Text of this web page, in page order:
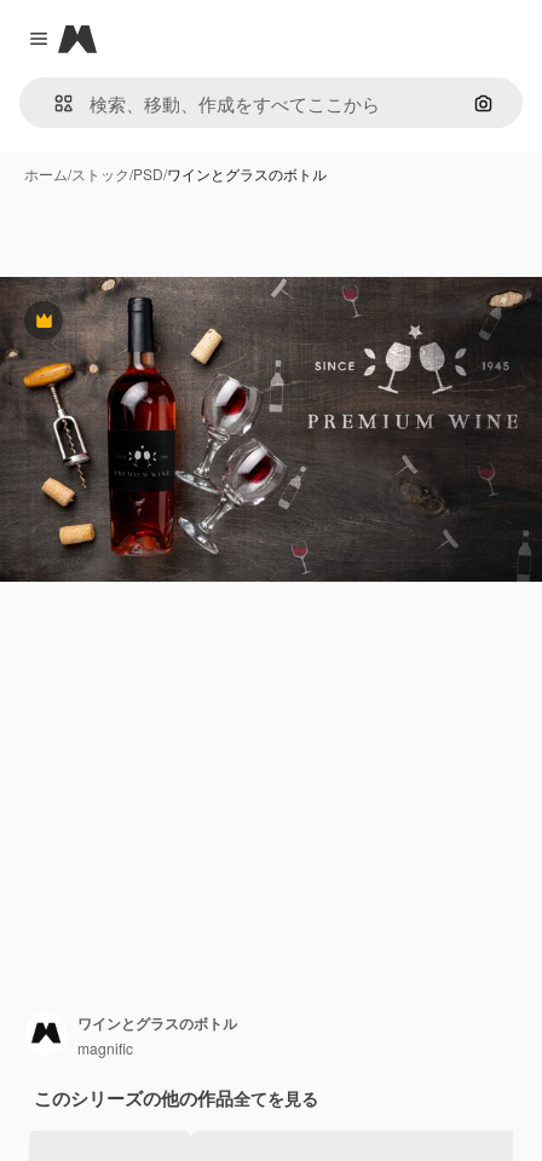
Close menu
Magnific
画像で
ホーム/ストック/PSD/ワインとグラスのボトル
Premium
ワインとグラスのボトル
magnific
このシリーズの他の作品全てを見る